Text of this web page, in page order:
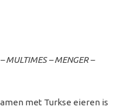
MULTIMES – MENGER –
met Turkse eieren is